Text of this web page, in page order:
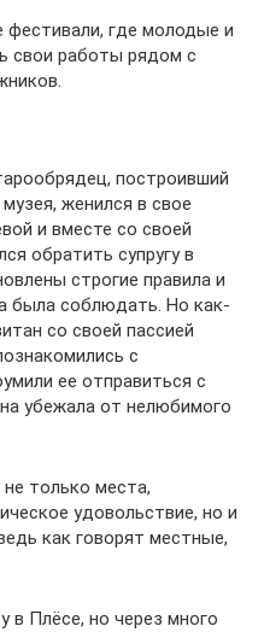
где молодые и
свои работы рядом с
построивший
женился в свое
и вместе со своей
обратить супругу в
строгие правила и
была соблюдать. Но как-
со своей пассией
с
ее отправиться с
убежала от нелюбимого
только места,
удовольствие, но и
как говорят местные,
в Плёсе, но через много